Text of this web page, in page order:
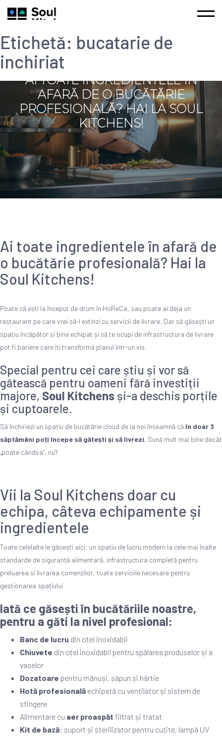
AI TOATE INGREDIENTELE ÎN
AFARĂ DE O BUCĂTĂRIE
PROFESIONALĂ? HAI LA SOUL
KITCHENS!
Etichetă: bucatarie de
inchiriat
Ai toate ingredientele în afară de
o bucătărie profesională? Hai la
Soul Kitchens!
Poate că ești la început de drum în HoReCa, sau poate ai deja un
restaurant pe care vrei să-l extinzi cu servicii de livrare. Dar să găsești un
spațiu încăpător și bine echipat și să te ocupi de infrastructura de livrare
pot fi bariere care îți transformă planul într-un vis.
Special pentru cei care știu și vor să
gătească pentru oameni fără investiții
majore, Soul Kitchens și-a deschis porțile
și cuptoarele.
Să închiriezi un spațiu de bucătărie cloud de la noi înseamnă că în doar 3
săptămâni poți începe să gătești și să livrezi. Sună mult mai bine decât
„poate cândva”, nu?
Vii la Soul Kitchens doar cu
echipa, câteva echipamente și
ingredientele
Toate celelalte le găsești aici: un spațiu de lucru modern la cele mai înalte
standarde de siguranță alimentară, infrastructura completă pentru
preluarea și livrarea comenzilor, toate serviciile necesare pentru
gestionarea spațiului.
Iată ce găsești în bucătăriile noastre,
pentru a găti la nivel profesional:
Banc de lucru din oțel inoxidabil
Chiuvete din oțel inoxidabil pentru spălarea produselor și a
vaselor
Dozatoare pentru mănuși, săpun și hârtie
Hotă profesională echipată cu ventilator și sistem de
stingere
Alimentare cu aer proaspăt filtrat și tratat
Kit de bază: suport și sterilizator pentru cuțite, lampă UV